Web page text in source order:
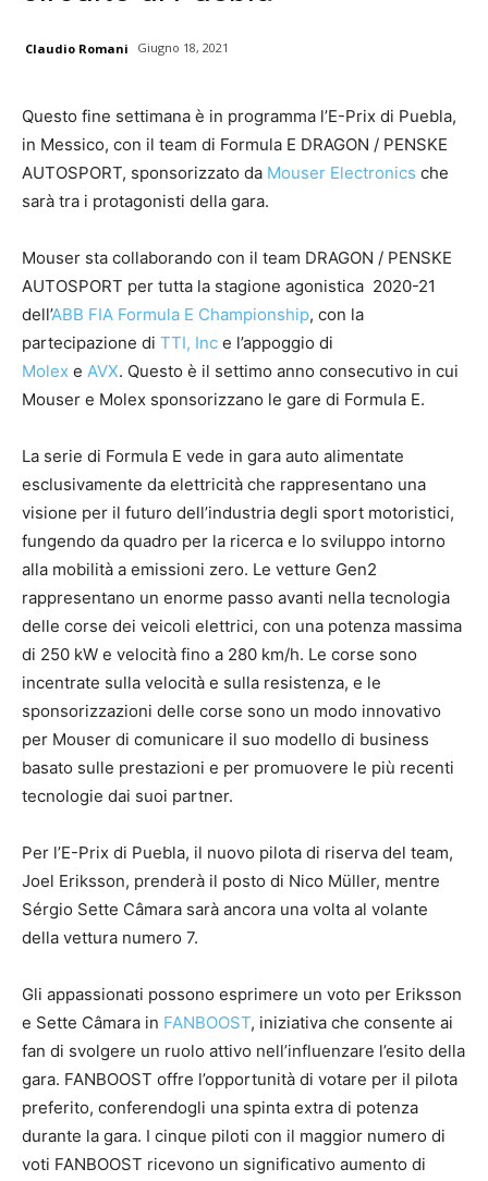
Claudio Romani Giugno 18, 2021
Questo fine settimana è in programma l’E-Prix di Puebla,
in Messico, con il team di Formula E DRAGON / PENSKE
AUTOSPORT, sponsorizzato da Mouser Electronics che
sarà tra i protagonisti della gara.
Mouser sta collaborando con il team DRAGON / PENSKE
AUTOSPORT per tutta la stagione agonistica 2020-21
dell’ABB FIA Formula E Championship, con la
partecipazione di TTI, Inc e l’appoggio di
Molex e AVX. Questo è il settimo anno consecutivo in cui
Mouser e Molex sponsorizzano le gare di Formula E.
La serie di Formula E vede in gara auto alimentate
esclusivamente da elettricità che rappresentano una
visione per il futuro dell’industria degli sport motoristici,
fungendo da quadro per la ricerca e lo sviluppo intorno
alla mobilità a emissioni zero. Le vetture Gen2
rappresentano un enorme passo avanti nella tecnologia
delle corse dei veicoli elettrici, con una potenza massima
di 250 kW e velocità fino a 280 km/h. Le corse sono
incentrate sulla velocità e sulla resistenza, e le
sponsorizzazioni delle corse sono un modo innovativo
per Mouser di comunicare il suo modello di business
basato sulle prestazioni e per promuovere le più recenti
tecnologie dai suoi partner.
Per l’E-Prix di Puebla, il nuovo pilota di riserva del team,
Joel Eriksson, prenderà il posto di Nico Müller, mentre
Sérgio Sette Câmara sarà ancora una volta al volante
della vettura numero 7.
Gli appassionati possono esprimere un voto per Eriksson
e Sette Câmara in FANBOOST, iniziativa che consente ai
fan di svolgere un ruolo attivo nell’influenzare l’esito della
gara. FANBOOST offre l’opportunità di votare per il pilota
preferito, conferendogli una spinta extra di potenza
durante la gara. I cinque piloti con il maggior numero di
voti FANBOOST ricevono un significativo aumento di